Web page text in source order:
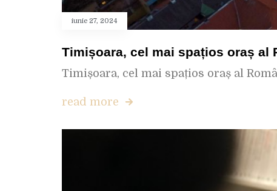
iunie 27, 2024
Timișoara, cel mai spațios oraș al
Timișoara, cel mai spațios oraș al
read more